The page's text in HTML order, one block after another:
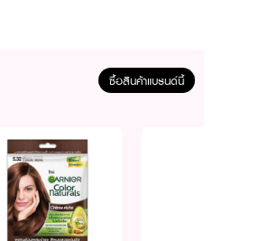
ซื้อสินค้าแบรนด์นี้